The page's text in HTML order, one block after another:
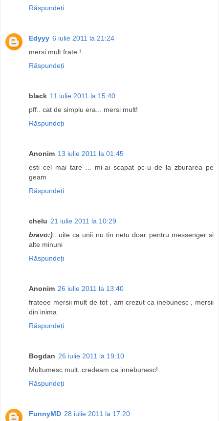
Răspundeți
Edyyy 6 iulie 2011 la 21:24
mersi mult frate !
Răspundeți
black 11 iulie 2011 la 15:40
pff.. cat de simplu era... mersi mult!
Răspundeți
Anonim 13 iulie 2011 la 01:45
esti cel mai tare ... mi-ai scapat pc-u de la zburarea pe
geam
Răspundeți
chelu 21 iulie 2011 la 10:29
bravo:)...uite ca unii nu tin netu doar pentru messenger si
alte minuni
Răspundeți
Anonim 26 iulie 2011 la 13:40
frateee mersii mult de tot , am crezut ca inebunesc , mersii
din inima
Răspundeți
Bogdan 26 iulie 2011 la 19:10
Multumesc mult..credeam ca innebunesc!
Răspundeți
FunnyMD 28 iulie 2011 la 17:20